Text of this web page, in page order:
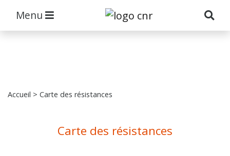
Menu
Accueil > Carte des résistances
Carte des résistances